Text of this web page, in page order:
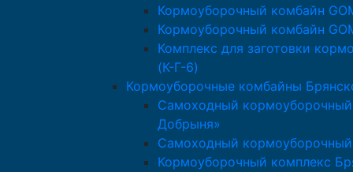
Кормоуборочный комбайн
Кормоуборочный комбайн
Комплекс для заготовки
(К-Г-6)
Кормоуборочные комбайны
Самоходный
Добрыня»
Самоходный
Кормоуборочный комплекс